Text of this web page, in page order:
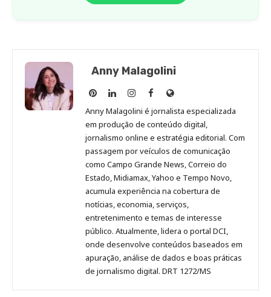
Anny Malagolini
Anny
Malagolini
no
Pinterest
Anny
Malagolini
no
LinkedIn
Anny
Malagolini
no
Instagram
Anny
Malagolini
no
Facebook
Site
de
Anny
Malagolini
Anny Malagolini é jornalista especializada
em produção de conteúdo digital,
jornalismo online e estratégia editorial. Com
passagem por veículos de comunicação
como Campo Grande News, Correio do
Estado, Midiamax, Yahoo e Tempo Novo,
acumula experiência na cobertura de
notícias, economia, serviços,
entretenimento e temas de interesse
público. Atualmente, lidera o portal DCI,
onde desenvolve conteúdos baseados em
apuração, análise de dados e boas práticas
de jornalismo digital. DRT 1272/MS